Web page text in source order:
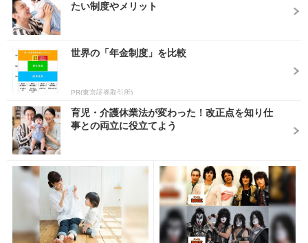
たい制度やメリット
世界の「年金制度」を比較
PR(東京証券取引所)
育児・介護休業法が変わった！改正点を知り仕
事との両立に役立てよう